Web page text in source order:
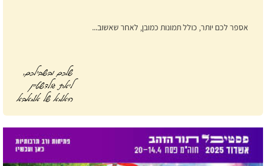
אספר לכם יותר, כולל תמונות כמובן, לאחר שאשוב...